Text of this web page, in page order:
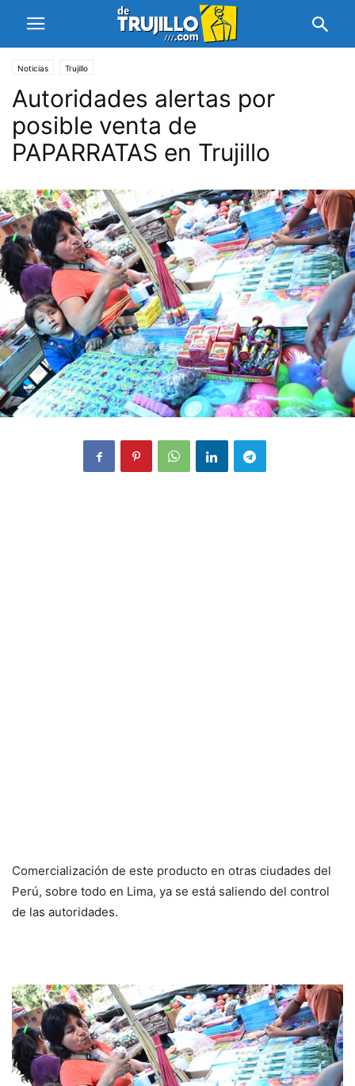
Noticias Trujillo
Autoridades alertas por
posible venta de
PAPARRATAS en Trujillo
Comercialización de este producto en otras ciudades del
Perú, sobre todo en Lima, ya se está saliendo del control
de las autoridades.